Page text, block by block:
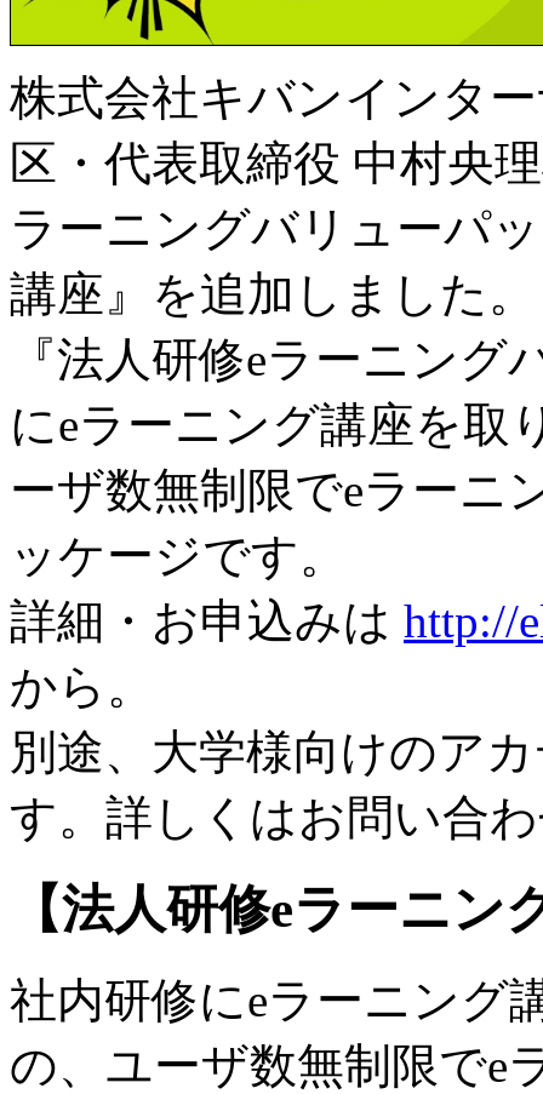
株式会社キバンインタ
区・代表取締役 中村央
ラーニングバリューパ
講座』を追加しました。
『法人研修eラーニン
にeラーニング講座を取
ーザ数無制限でeラーニ
ッケージです。
詳細・お申込みは http://
から。
別途、大学様向けのア
す。詳しくはお問い合
【法人研修eラーニ
社内研修にeラーニング
の、ユーザ数無制限でe